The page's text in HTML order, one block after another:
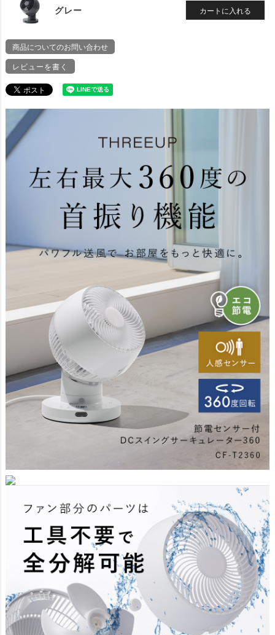
グレー カートに入れる
商品についてのお問い合わせ
レビューを書く